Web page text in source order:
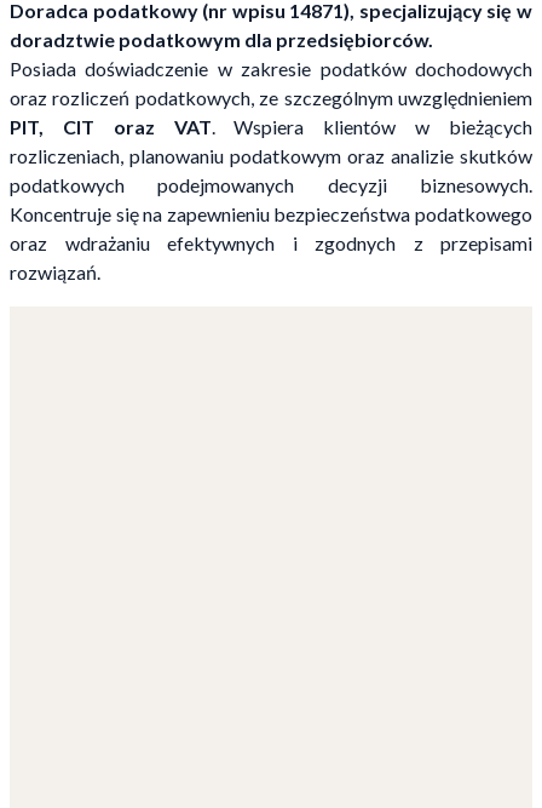
Doradca podatkowy (nr wpisu 14871), specjalizujący się w
doradztwie podatkowym dla przedsiębiorców.
Posiada doświadczenie w zakresie podatków dochodowych
oraz rozliczeń podatkowych, ze szczególnym uwzględnieniem
PIT, CIT oraz VAT . Wspiera klientów w bieżących
rozliczeniach, planowaniu podatkowym oraz analizie skutków
podatkowych podejmowanych decyzji biznesowych.
Koncentruje się na zapewnieniu bezpieczeństwa podatkowego
oraz wdrażaniu efektywnych i zgodnych z przepisami
rozwiązań.